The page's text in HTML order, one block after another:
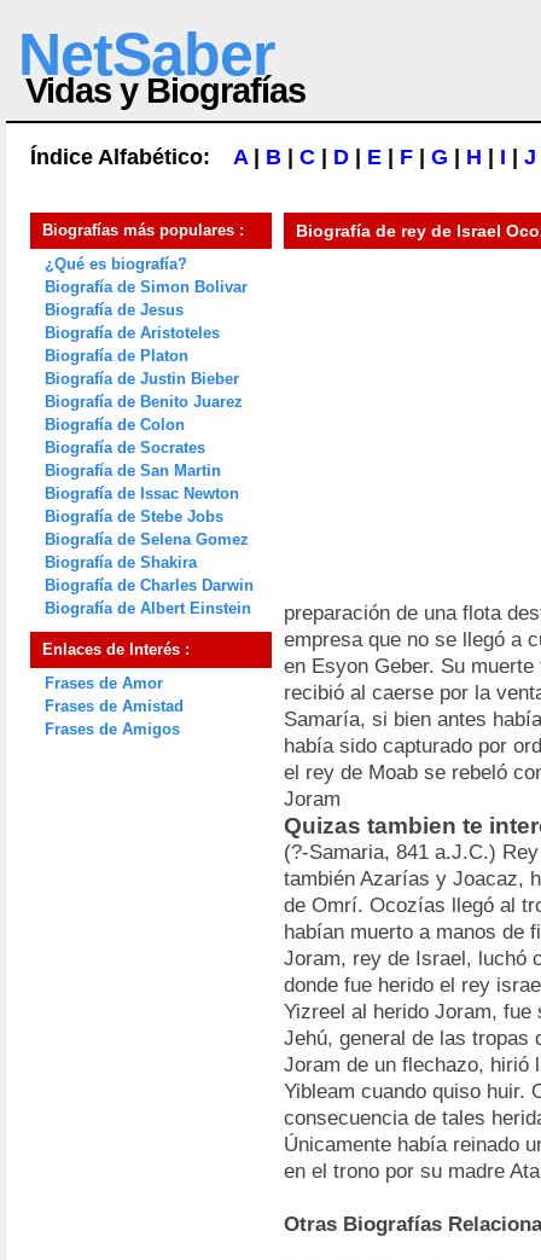
NetSaber
Vidas y Biografías
Índice Alfabético: A| B C D E F G H I J
Biografías más populares :
¿Qué es biografía?
Biografía de Simon Bolivar
Biografía de Jesus
Biografía de Aristoteles
Biografía de Platon
Biografía de Justin Bieber
Biografía de Benito Juarez
Biografía de Colon
Biografía de Socrates
Biografía de San Martin
Biografía de Issac Newton
Biografía de Stebe Jobs
Biografía de Selena Gomez
Biografía de Shakira
Biografía de Charles Darwin
Biografía de Albert Einstein
Enlaces de Interés :
Frases de Amor
Frases de Amistad
Frases de Amigos
Biografía de rey de Israel
preparación de una flota
empresa que no se llegó a
en Esyon Geber. Su
recibió al caerse por la
Samaría, si bien antes
había sido capturado por
el rey de Moab se rebeló
Joram
Quizas tambien te
(?-Samaria, 841 a.J.C.)
también Azarías y Joacaz,
de Omrí. Ocozías llegó al
habían muerto a manos de
Joram, rey de Israel, luchó
donde fue herido el rey
Yizreel al herido Joram, fue
Jehú, general de las tropas
Joram de un flechazo, hirió
Yibleam cuando quiso huir.
consecuencia de tales
Únicamente había reinado
en el trono por su madre
Otras Biografías